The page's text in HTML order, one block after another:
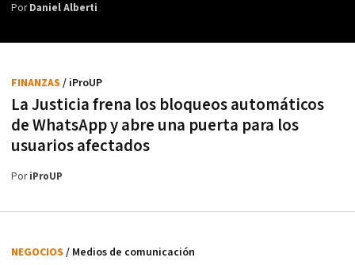
PorDaniel Alberti
La Justicia frena los bloqueos automáticos
de WhatsApp y abre una puerta para los
usuarios afectados
FINANZAS / iProUP
PoriProUP
NEGOCIOS / Medios de comunicación